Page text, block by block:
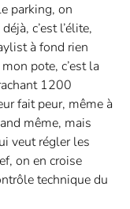
parking, on
c’est l’élite,
à fond rien
pote, c’est la
1200
fait peur, même à
même, mais
veut régler les
on en croise
technique du